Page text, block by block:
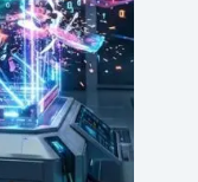
Los campos